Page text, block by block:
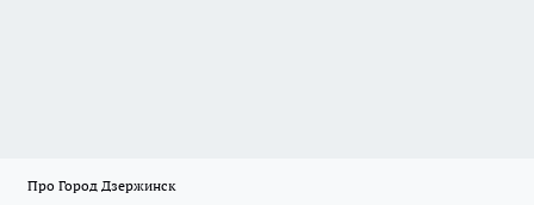
Про Город Дзержинск